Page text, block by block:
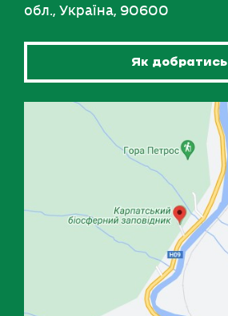
обл., Україна, 90600
Як добратись